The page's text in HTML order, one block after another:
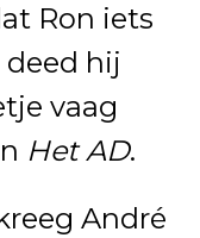
Ron iets
deed hij
vaag
Het AD.
André